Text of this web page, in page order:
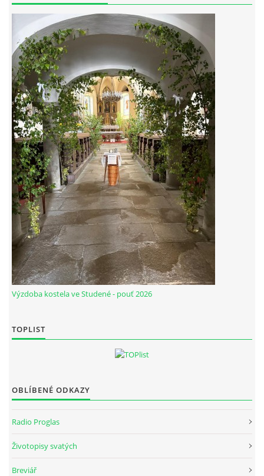
ŽIVOTOPISY SVATÝCH
DUCHOVNÍ SLOVO
ÚVAHA MĚSÍCE
INSPIRACE
M O D L I T B A
DĚTEM
VIDEA Z NAŠÍ FARNOSTI
JSEM KATOLÍK...
HUDEBNÍ KOUTEK
Výzdoba kostela ve Studené - pouť 2026
TOPLIST
OBLÍBENÉ ODKAZY
Radio Proglas
Životopisy svatých
Breviář